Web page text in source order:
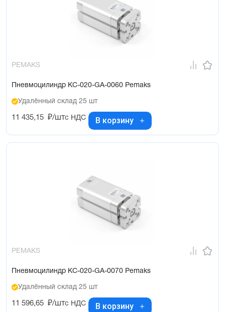
PEMAKS
Пневмоцилиндр KC-020-GA-0060 Pemaks
Удалённый склад 25 шт
11 435,15 ₽/штс НДС В корзину
PEMAKS
Пневмоцилиндр KC-020-GA-0070 Pemaks
Удалённый склад 25 шт
11 596,65 ₽/штс НДС В корзину